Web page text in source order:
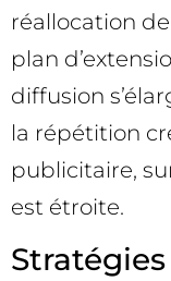
réallocation
plan
diffusion
la répétition
publicitaire,
est étroite.
Stratégies